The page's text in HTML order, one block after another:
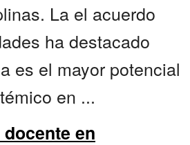
La el acuerdo
ha destacado
es el mayor potencial
en ...
en